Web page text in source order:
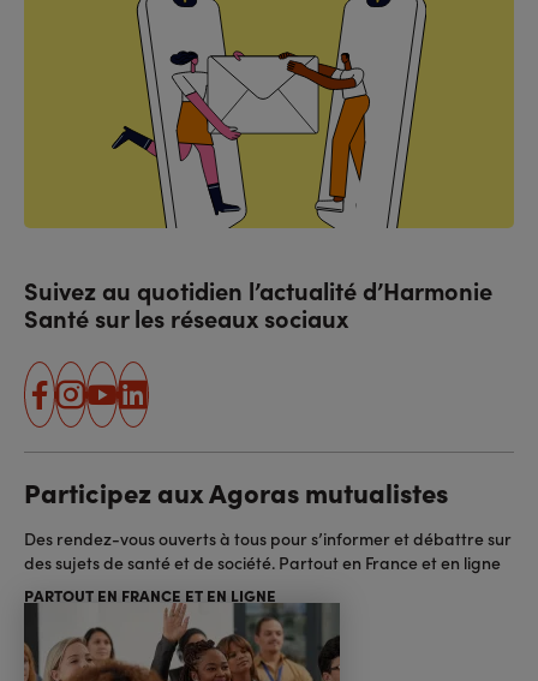
Suivez au quotidien l’actualité d’Harmonie
Santé sur les réseaux sociaux
facebook
instagram
youtube
linkedin
Participez aux Agoras mutualistes
Des rendez-vous ouverts à tous pour s’informer et débattre sur
des sujets de santé et de société. Partout en France et en ligne
PARTOUT EN FRANCE ET EN LIGNE